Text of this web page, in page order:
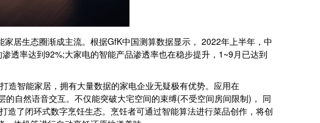
居生态圈渐成主流。根据GfK中国测算数据显示， 2022年上半年，中
透率达到92%;大家电的智能产品渗透率也在稳步提升，1~9月已达到
智能家居，拥有大量数据的家电企业无疑极有优势。应用在
自然语音交互。不仅能突破大宅空间的束缚(不受空间房间限制)， 同
了闭环式数字烹饪生态。烹饪者可通过智能算法进行菜品创作，将创